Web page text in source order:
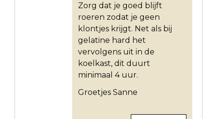
Zorg dat je goed blijft
roeren zodat je geen
klontjes krijgt. Net als bij
gelatine hard het
vervolgens uit in de
koelkast, dit duurt
minimaal 4 uur.
Groetjes Sanne